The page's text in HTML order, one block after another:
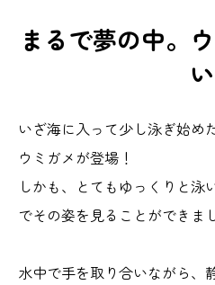
まるで夢の中。
い
いざ海に入って少し泳ぎ始め
ウミガメが登場！
しかも、とてもゆっくりと泳
でその姿を見ることができま
水中で手を取り合いながら、